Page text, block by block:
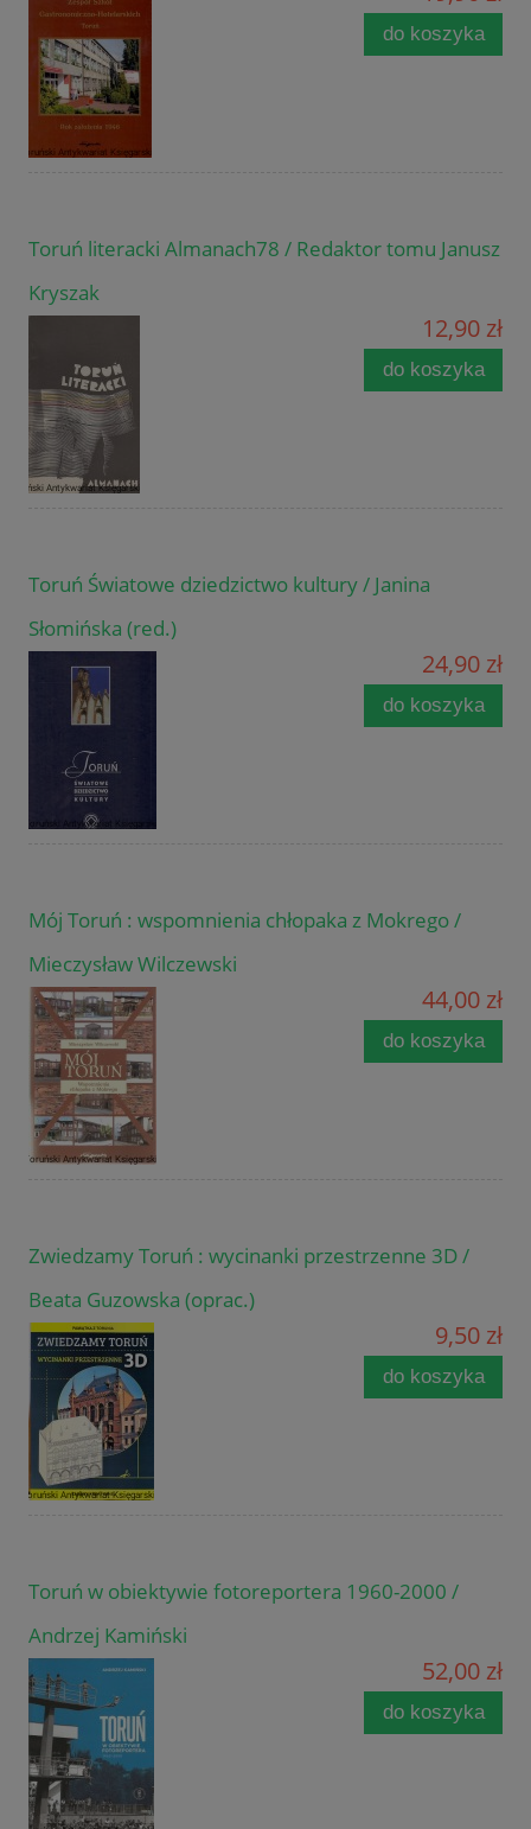
do koszyka
Toruń literacki Almanach78 / Redaktor tomu Janusz
Kryszak
12,90 zł
do koszyka
Toruń Światowe dziedzictwo kultury / Janina
Słomińska (red.)
24,90 zł
do koszyka
Mój Toruń : wspomnienia chłopaka z Mokrego /
Mieczysław Wilczewski
44,00 zł
do koszyka
Zwiedzamy Toruń : wycinanki przestrzenne 3D /
Beata Guzowska (oprac.)
9,50 zł
do koszyka
Toruń w obiektywie fotoreportera 1960-2000 /
Andrzej Kamiński
52,00 zł
do koszyka